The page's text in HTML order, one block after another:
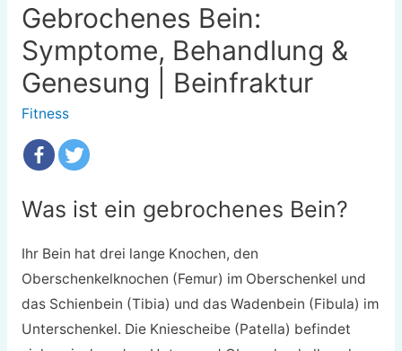
Gebrochenes Bein:
Symptome, Behandlung &
Genesung | Beinfraktur
Fitness
Was ist ein gebrochenes Bein?
Ihr Bein hat drei lange Knochen, den
Oberschenkelknochen (Femur) im Oberschenkel und
das Schienbein (Tibia) und das Wadenbein (Fibula) im
Unterschenkel. Die Kniescheibe (Patella) befindet